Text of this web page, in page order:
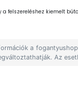
a felszereléshez kiemelt
a
Az